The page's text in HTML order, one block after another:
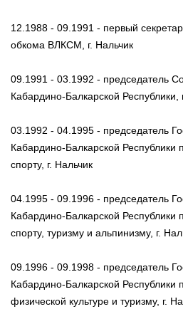
12.1988 - 09.1991 - первый
обкома ВЛКСМ, г. Нальчик
09.1991 - 03.1992 - председатель
Кабардино-Балкарской Республики,
03.1992 - 04.1995 - председатель
Кабардино-Балкарской Республики
спорту, г. Нальчик
04.1995 - 09.1996 - председатель
Кабардино-Балкарской Республики
спорту, туризму и альпинизму, г.
09.1996 - 09.1998 - председатель
Кабардино-Балкарской Республики
физической культуре и туризму, г.